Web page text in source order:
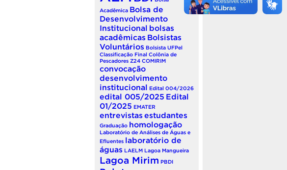
Acadêmica Bolsa de
Desenvolvimento
Institucional bolsas
acadêmicas Bolsistas
Voluntários Bolsista UFPel
Classificação Final Colônia de
Pescadores Z24 COMIRIM
convocação
desenvolvimento
institucional Edital 004/2026
edital 005/2025 Edital
01/2025 EMATER
entrevistasestudantes
Graduação homologação
Laboratório de Análises de Águas e
Efluentes laboratório de
águas LAELM Lagoa Mangueira
Lagoa Mirim PBDI